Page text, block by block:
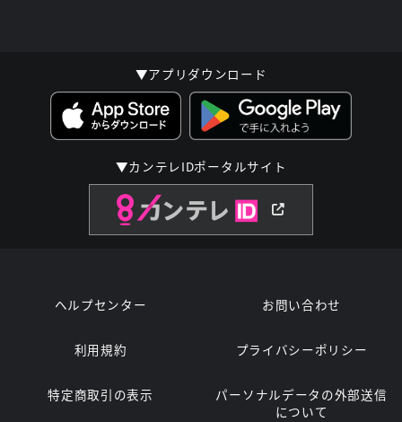
▼アプリダウンロード
▼カンテレIDポータルサイト
ヘルプセンター お問い合わせ
利用規約 プライバシーポリシー
特定商取引の表示
パーソナルデータの外部送信
について